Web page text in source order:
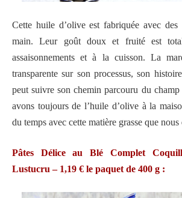
Cette huile d’olive est fabriquée avec
main. Leur goût doux et fruité est
assaisonnements et à la cuisson. La
transparente sur son processus, son
peut suivre son chemin parcouru du
avons toujours de l’huile d’olive à la
du temps avec cette matière grasse que
Pâtes Délice au Blé Complet
Lustucru – 1,19 € le paquet de 400 g :